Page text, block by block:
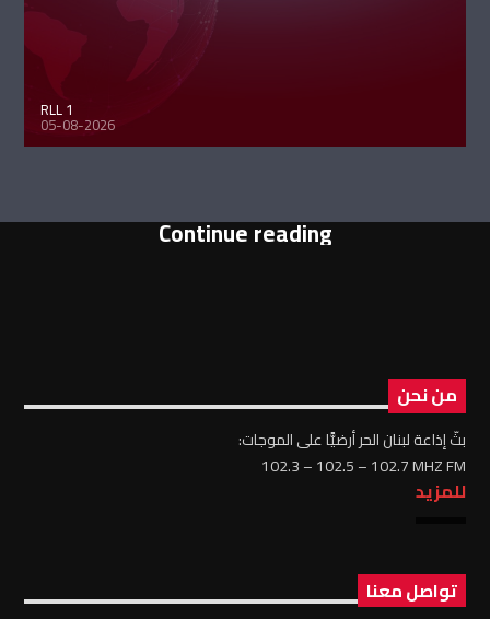
RLL 1
05-08-2026
Continue reading
من نحن
بثّ إذاعة لبنان الحر أرضيًّا على الموجات:
102.3 – 102.5 – 102.7 MHZ FM
للمزيد
تواصل معنا